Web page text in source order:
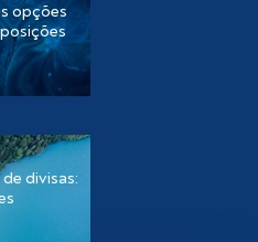
opções
divisas: